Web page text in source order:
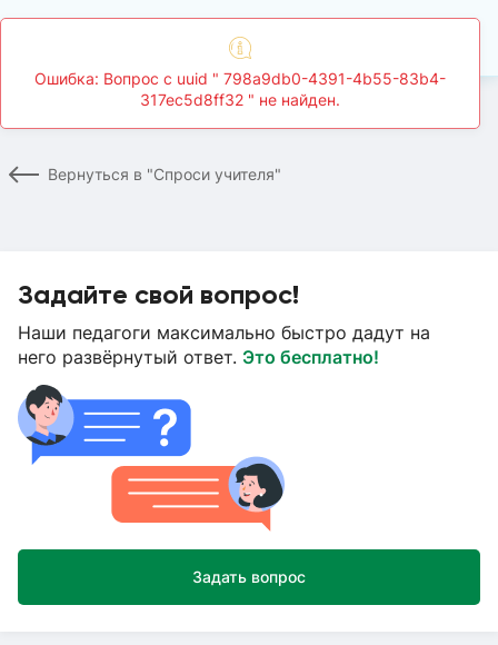
Спроси учителя Страница вопроса
Вернуться в "Спроси учителя"
Задайте свой вопрос!
Наши педагоги максимально быстро дадут на
него развёрнутый ответ. Это бесплатно!
Задать вопрос